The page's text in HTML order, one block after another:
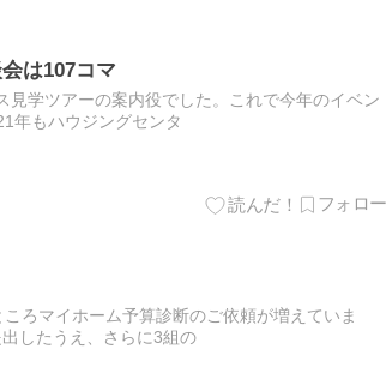
は107コマ
学ツアーの案内役でした。これで今年のイベン
年もハウジングセンタ
ろマイホーム予算診断のご依頼が増えていま
したうえ、さらに3組の